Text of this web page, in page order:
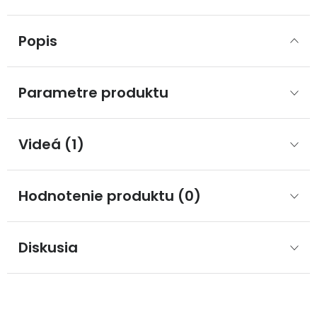
Popis
Parametre produktu
Videá (1)
Hodnotenie produktu (0)
Diskusia